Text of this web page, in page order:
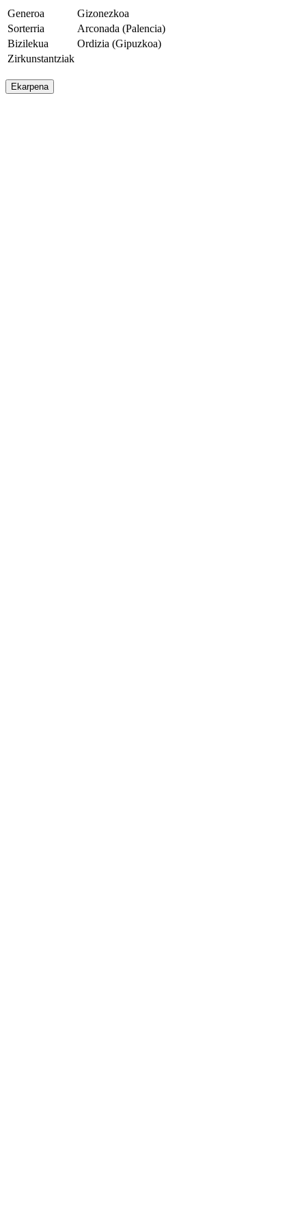
Generoa
Gizonezkoa
Sorterria
Arconada (Palencia)
Bizilekua
Ordizia (Gipuzkoa)
Zirkunstantziak